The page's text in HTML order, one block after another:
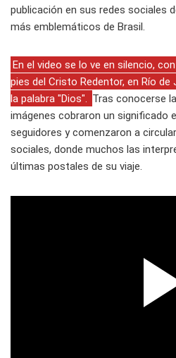
publicación en sus redes sociales
más emblemáticos de Brasil.
En el video se lo ve en silencio,
pies del Cristo Redentor, en Río
la palabra "Dios". Tras conocerse
imágenes cobraron un significado
seguidores y comenzaron a
sociales, donde muchos las
últimas postales de su viaje.